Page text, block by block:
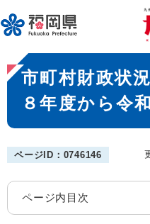
ー
ジ
先
頭
。
メニュー
本
文
市町村財政状
８年度から令
ページID：0746146
ページ内目次